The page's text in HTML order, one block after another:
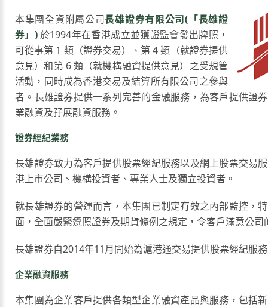
本集團全資附屬公司長雄證券有限公司(「長雄證
券」)於1994年在香港成立並獲證監會發出牌照，
可從事第 1 類（證券交易）、第 4 類（就證券提供
意見）和第 6 類（就機構融資提供意見）之受規管
活動，同時成為香港交易及結算所有限公司之參與
者。長雄證券提供一系列完善的金融服務，為客戶提供證
業融資及孖展融資服務。
證券經紀業務
長雄證券致力為客戶提供股票經紀服務以及網上股票交易
港上市公司、機構投資者、專業人士及獨立投資者。
就長雄證券的營運而言，本集團已制定有效之內部監控，
面，全面嚴緊遵照證券及期貨條例之規定，令客戶滿意公司
長雄證券自2014年11月開始為滬港通交易提供股票經紀服
企業融資服務
本集團為企業客戶提供各類型企業融資產品與服務，包括